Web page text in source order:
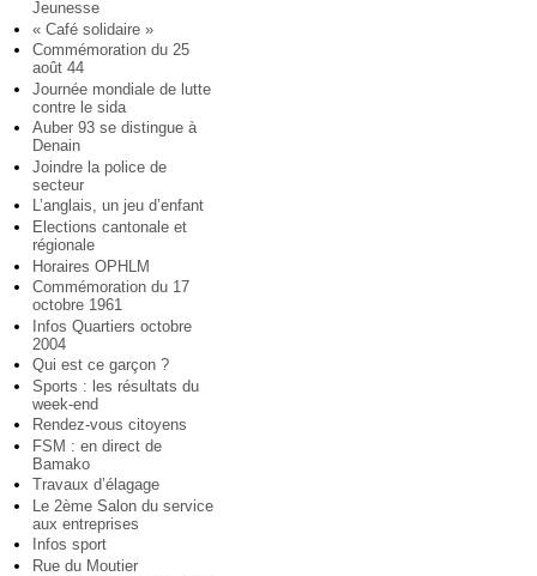
Jeunesse
« Café solidaire »
Commémoration du 25
août 44
Journée mondiale de lutte
contre le sida
Auber 93 se distingue à
Denain
Joindre la police de
secteur
L’anglais, un jeu d’enfant
Elections cantonale et
régionale
Horaires OPHLM
Commémoration du 17
octobre 1961
Infos Quartiers octobre
2004
Qui est ce garçon ?
Sports : les résultats du
week-end
Rendez-vous citoyens
FSM : en direct de
Bamako
Travaux d’élagage
Le 2ème Salon du service
aux entreprises
Infos sport
Rue du Moutier